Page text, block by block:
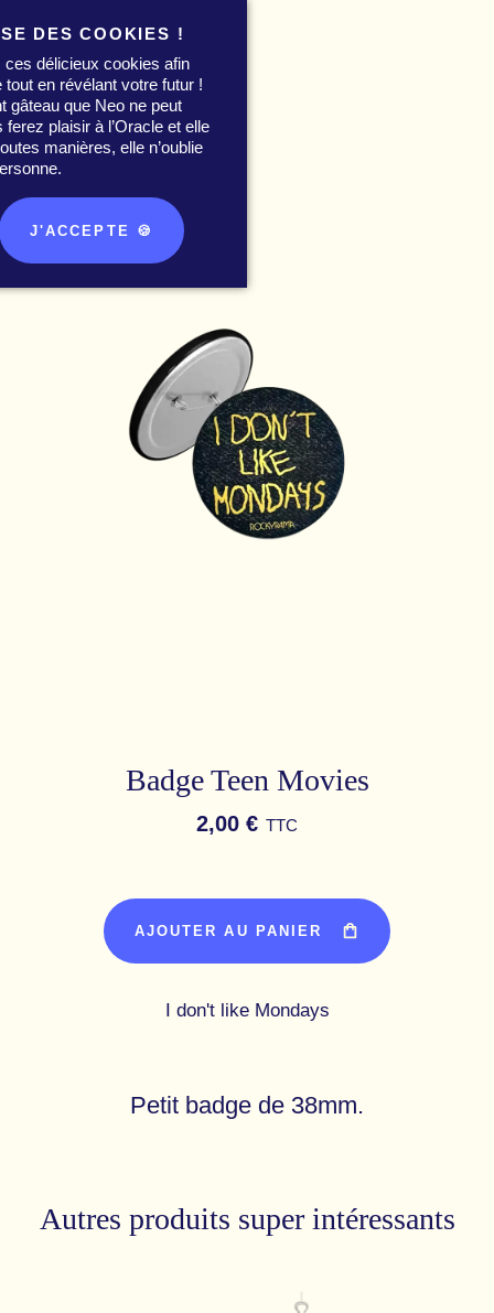
DES COOKIES !
ces délicieux cookies afin
tout en révélant votre futur !
gâteau que Neo ne peut
ferez plaisir à l’Oracle et elle
manières, elle n’oublie
J'ACCEPTE 🍪
0
Badge Teen Movies
2,00 € TTC
AJOUTER AU PANIER
I don't like Mondays
Petit badge de 38mm.
Autres produits super intéressants